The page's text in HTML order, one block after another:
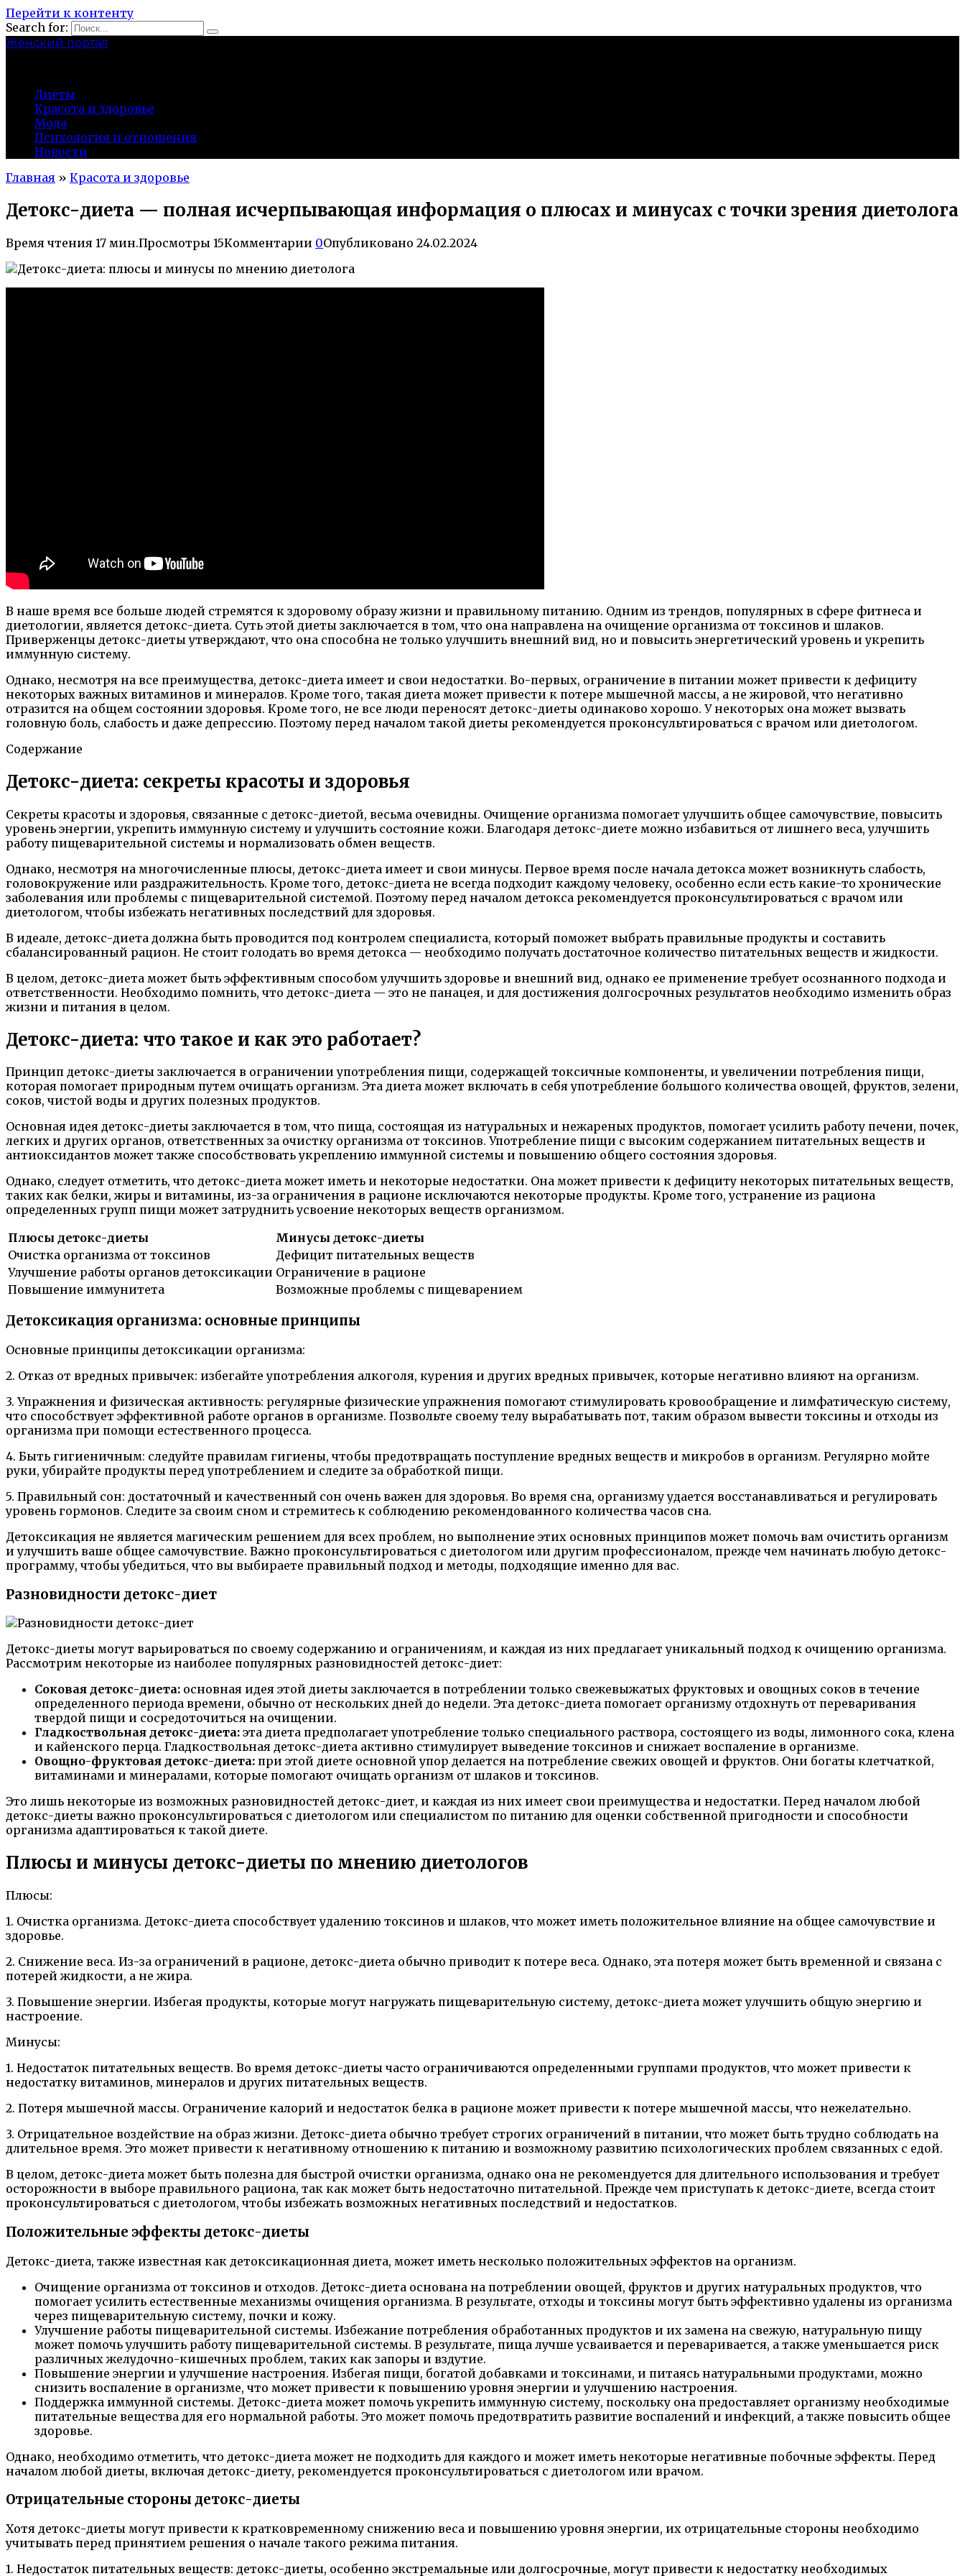
Перейти к контенту
Search for:
Женский портал
Диеты
Красота и здоровье
Мода
Психология и отношения
Новости
Главная » Красота и здоровье
Детокс-диета — полная исчерпывающая информация о плюсах и минусах с точки зрения диетолога
Время чтения 17 мин.Просмотры 15Комментарии 0Опубликовано 24.02.2024
В наше время все больше людей стремятся к здоровому образу жизни и правильному питанию. Одним из трендов, популярных в сфере фитнеса и
диетологии, является детокс-диета. Суть этой диеты заключается в том, что она направлена на очищение организма от токсинов и шлаков.
Приверженцы детокс-диеты утверждают, что она способна не только улучшить внешний вид, но и повысить энергетический уровень и укрепить
иммунную систему.
Однако, несмотря на все преимущества, детокс-диета имеет и свои недостатки. Во-первых, ограничение в питании может привести к дефициту
некоторых важных витаминов и минералов. Кроме того, такая диета может привести к потере мышечной массы, а не жировой, что негативно
отразится на общем состоянии здоровья. Кроме того, не все люди переносят детокс-диеты одинаково хорошо. У некоторых она может вызвать
головную боль, слабость и даже депрессию. Поэтому перед началом такой диеты рекомендуется проконсультироваться с врачом или диетологом.
Содержание
Детокс-диета: секреты красоты и здоровья
Секреты красоты и здоровья, связанные с детокс-диетой, весьма очевидны. Очищение организма помогает улучшить общее самочувствие, повысить
уровень энергии, укрепить иммунную систему и улучшить состояние кожи. Благодаря детокс-диете можно избавиться от лишнего веса, улучшить
работу пищеварительной системы и нормализовать обмен веществ.
Однако, несмотря на многочисленные плюсы, детокс-диета имеет и свои минусы. Первое время после начала детокса может возникнуть слабость,
головокружение или раздражительность. Кроме того, детокс-диета не всегда подходит каждому человеку, особенно если есть какие-то хронические
заболевания или проблемы с пищеварительной системой. Поэтому перед началом детокса рекомендуется проконсультироваться с врачом или
диетологом, чтобы избежать негативных последствий для здоровья.
В идеале, детокс-диета должна быть проводится под контролем специалиста, который поможет выбрать правильные продукты и составить
сбалансированный рацион. Не стоит голодать во время детокса — необходимо получать достаточное количество питательных веществ и жидкости.
В целом, детокс-диета может быть эффективным способом улучшить здоровье и внешний вид, однако ее применение требует осознанного подхода и
ответственности. Необходимо помнить, что детокс-диета — это не панацея, и для достижения долгосрочных результатов необходимо изменить образ
жизни и питания в целом.
Детокс-диета: что такое и как это работает?
Принцип детокс-диеты заключается в ограничении употребления пищи, содержащей токсичные компоненты, и увеличении потребления пищи,
которая помогает природным путем очищать организм. Эта диета может включать в себя употребление большого количества овощей, фруктов, зелени,
соков, чистой воды и других полезных продуктов.
Основная идея детокс-диеты заключается в том, что пища, состоящая из натуральных и нежареных продуктов, помогает усилить работу печени, почек,
легких и других органов, ответственных за очистку организма от токсинов. Употребление пищи с высоким содержанием питательных веществ и
антиоксидантов может также способствовать укреплению иммунной системы и повышению общего состояния здоровья.
Однако, следует отметить, что детокс-диета может иметь и некоторые недостатки. Она может привести к дефициту некоторых питательных веществ,
таких как белки, жиры и витамины, из-за ограничения в рационе исключаются некоторые продукты. Кроме того, устранение из рациона
определенных групп пищи может затруднить усвоение некоторых веществ организмом.
Плюсы детокс-диеты
Минусы детокс-диеты
Очистка организма от токсинов
Дефицит питательных веществ
Улучшение работы органов детоксикации Ограничение в рационе
Повышение иммунитета
Возможные проблемы с пищеварением
Детоксикация организма: основные принципы
Основные принципы детоксикации организма:
2. Отказ от вредных привычек: избегайте употребления алкоголя, курения и других вредных привычек, которые негативно влияют на организм.
3. Упражнения и физическая активность: регулярные физические упражнения помогают стимулировать кровообращение и лимфатическую систему,
что способствует эффективной работе органов в организме. Позвольте своему телу вырабатывать пот, таким образом вывести токсины и отходы из
организма при помощи естественного процесса.
4. Быть гигиеничным: следуйте правилам гигиены, чтобы предотвращать поступление вредных веществ и микробов в организм. Регулярно мойте
руки, убирайте продукты перед употреблением и следите за обработкой пищи.
5. Правильный сон: достаточный и качественный сон очень важен для здоровья. Во время сна, организму удается восстанавливаться и регулировать
уровень гормонов. Следите за своим сном и стремитесь к соблюдению рекомендованного количества часов сна.
Детоксикация не является магическим решением для всех проблем, но выполнение этих основных принципов может помочь вам очистить организм
и улучшить ваше общее самочувствие. Важно проконсультироваться с диетологом или другим профессионалом, прежде чем начинать любую детокс-
программу, чтобы убедиться, что вы выбираете правильный подход и методы, подходящие именно для вас.
Разновидности детокс-диет
Детокс-диеты могут варьироваться по своему содержанию и ограничениям, и каждая из них предлагает уникальный подход к очищению организма.
Рассмотрим некоторые из наиболее популярных разновидностей детокс-диет:
Соковая детокс-диета: основная идея этой диеты заключается в потреблении только свежевыжатых фруктовых и овощных соков в течение
определенного периода времени, обычно от нескольких дней до недели. Эта детокс-диета помогает организму отдохнуть от переваривания
твердой пищи и сосредоточиться на очищении.
Гладкоствольная детокс-диета: эта диета предполагает употребление только специального раствора, состоящего из воды, лимонного сока, клена
и кайенского перца. Гладкоствольная детокс-диета активно стимулирует выведение токсинов и снижает воспаление в организме.
Овощно-фруктовая детокс-диета: при этой диете основной упор делается на потребление свежих овощей и фруктов. Они богаты клетчаткой,
витаминами и минералами, которые помогают очищать организм от шлаков и токсинов.
Это лишь некоторые из возможных разновидностей детокс-диет, и каждая из них имеет свои преимущества и недостатки. Перед началом любой
детокс-диеты важно проконсультироваться с диетологом или специалистом по питанию для оценки собственной пригодности и способности
организма адаптироваться к такой диете.
Плюсы и минусы детокс-диеты по мнению диетологов
Плюсы:
1. Очистка организма. Детокс-диета способствует удалению токсинов и шлаков, что может иметь положительное влияние на общее самочувствие и
здоровье.
2. Снижение веса. Из-за ограничений в рационе, детокс-диета обычно приводит к потере веса. Однако, эта потеря может быть временной и связана с
потерей жидкости, а не жира.
3. Повышение энергии. Избегая продукты, которые могут нагружать пищеварительную систему, детокс-диета может улучшить общую энергию и
настроение.
Минусы:
1. Недостаток питательных веществ. Во время детокс-диеты часто ограничиваются определенными группами продуктов, что может привести к
недостатку витаминов, минералов и других питательных веществ.
2. Потеря мышечной массы. Ограничение калорий и недостаток белка в рационе может привести к потере мышечной массы, что нежелательно.
3. Отрицательное воздействие на образ жизни. Детокс-диета обычно требует строгих ограничений в питании, что может быть трудно соблюдать на
длительное время. Это может привести к негативному отношению к питанию и возможному развитию психологических проблем связанных с едой.
В целом, детокс-диета может быть полезна для быстрой очистки организма, однако она не рекомендуется для длительного использования и требует
осторожности в выборе правильного рациона, так как может быть недостаточно питательной. Прежде чем приступать к детокс-диете, всегда стоит
проконсультироваться с диетологом, чтобы избежать возможных негативных последствий и недостатков.
Положительные эффекты детокс-диеты
Детокс-диета, также известная как детоксикационная диета, может иметь несколько положительных эффектов на организм.
Очищение организма от токсинов и отходов. Детокс-диета основана на потреблении овощей, фруктов и других натуральных продуктов, что
помогает усилить естественные механизмы очищения организма. В результате, отходы и токсины могут быть эффективно удалены из организма
через пищеварительную систему, почки и кожу.
Улучшение работы пищеварительной системы. Избежание потребления обработанных продуктов и их замена на свежую, натуральную пищу
может помочь улучшить работу пищеварительной системы. В результате, пища лучше усваивается и переваривается, а также уменьшается риск
различных желудочно-кишечных проблем, таких как запоры и вздутие.
Повышение энергии и улучшение настроения. Избегая пищи, богатой добавками и токсинами, и питаясь натуральными продуктами, можно
снизить воспаление в организме, что может привести к повышению уровня энергии и улучшению настроения.
Поддержка иммунной системы. Детокс-диета может помочь укрепить иммунную систему, поскольку она предоставляет организму необходимые
питательные вещества для его нормальной работы. Это может помочь предотвратить развитие воспалений и инфекций, а также повысить общее
здоровье.
Однако, необходимо отметить, что детокс-диета может не подходить для каждого и может иметь некоторые негативные побочные эффекты. Перед
началом любой диеты, включая детокс-диету, рекомендуется проконсультироваться с диетологом или врачом.
Отрицательные стороны детокс-диеты
Хотя детокс-диеты могут привести к кратковременному снижению веса и повышению уровня энергии, их отрицательные стороны необходимо
учитывать перед принятием решения о начале такого режима питания.
1. Недостаток питательных веществ: детокс-диеты, особенно экстремальные или долгосрочные, могут привести к недостатку необходимых